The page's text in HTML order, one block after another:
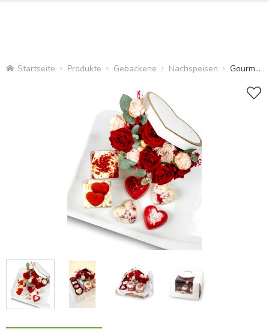
Startseite Produkte Gebackene Nachspeisen Gourmet-Paket